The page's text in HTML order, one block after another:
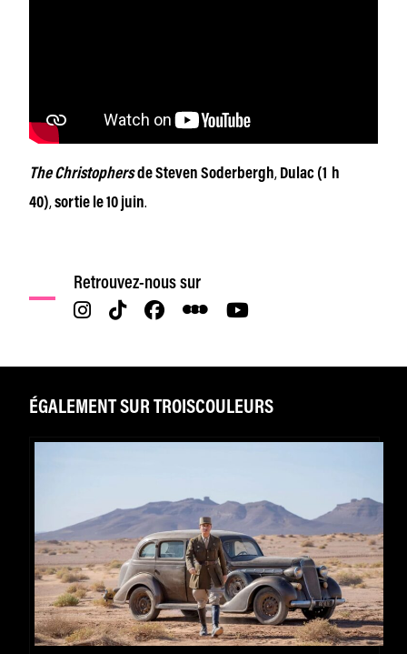
The Christophers de Steven Soderbergh, Dulac (1 h
40),sortie le 10 juin.
Retrouvez-nous sur
ÉGALEMENT SUR TROISCOULEURS